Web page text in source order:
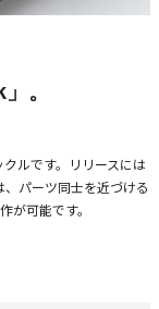
。
ルです。リリースには
パーツ同士を近づける
が可能です。